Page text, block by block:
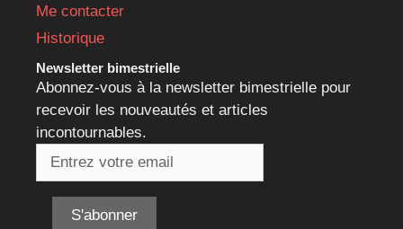
Me contacter
Historique
Newsletter bimestrielle
Abonnez-vous à la newsletter bimestrielle pour
recevoir les nouveautés et articles
incontournables.